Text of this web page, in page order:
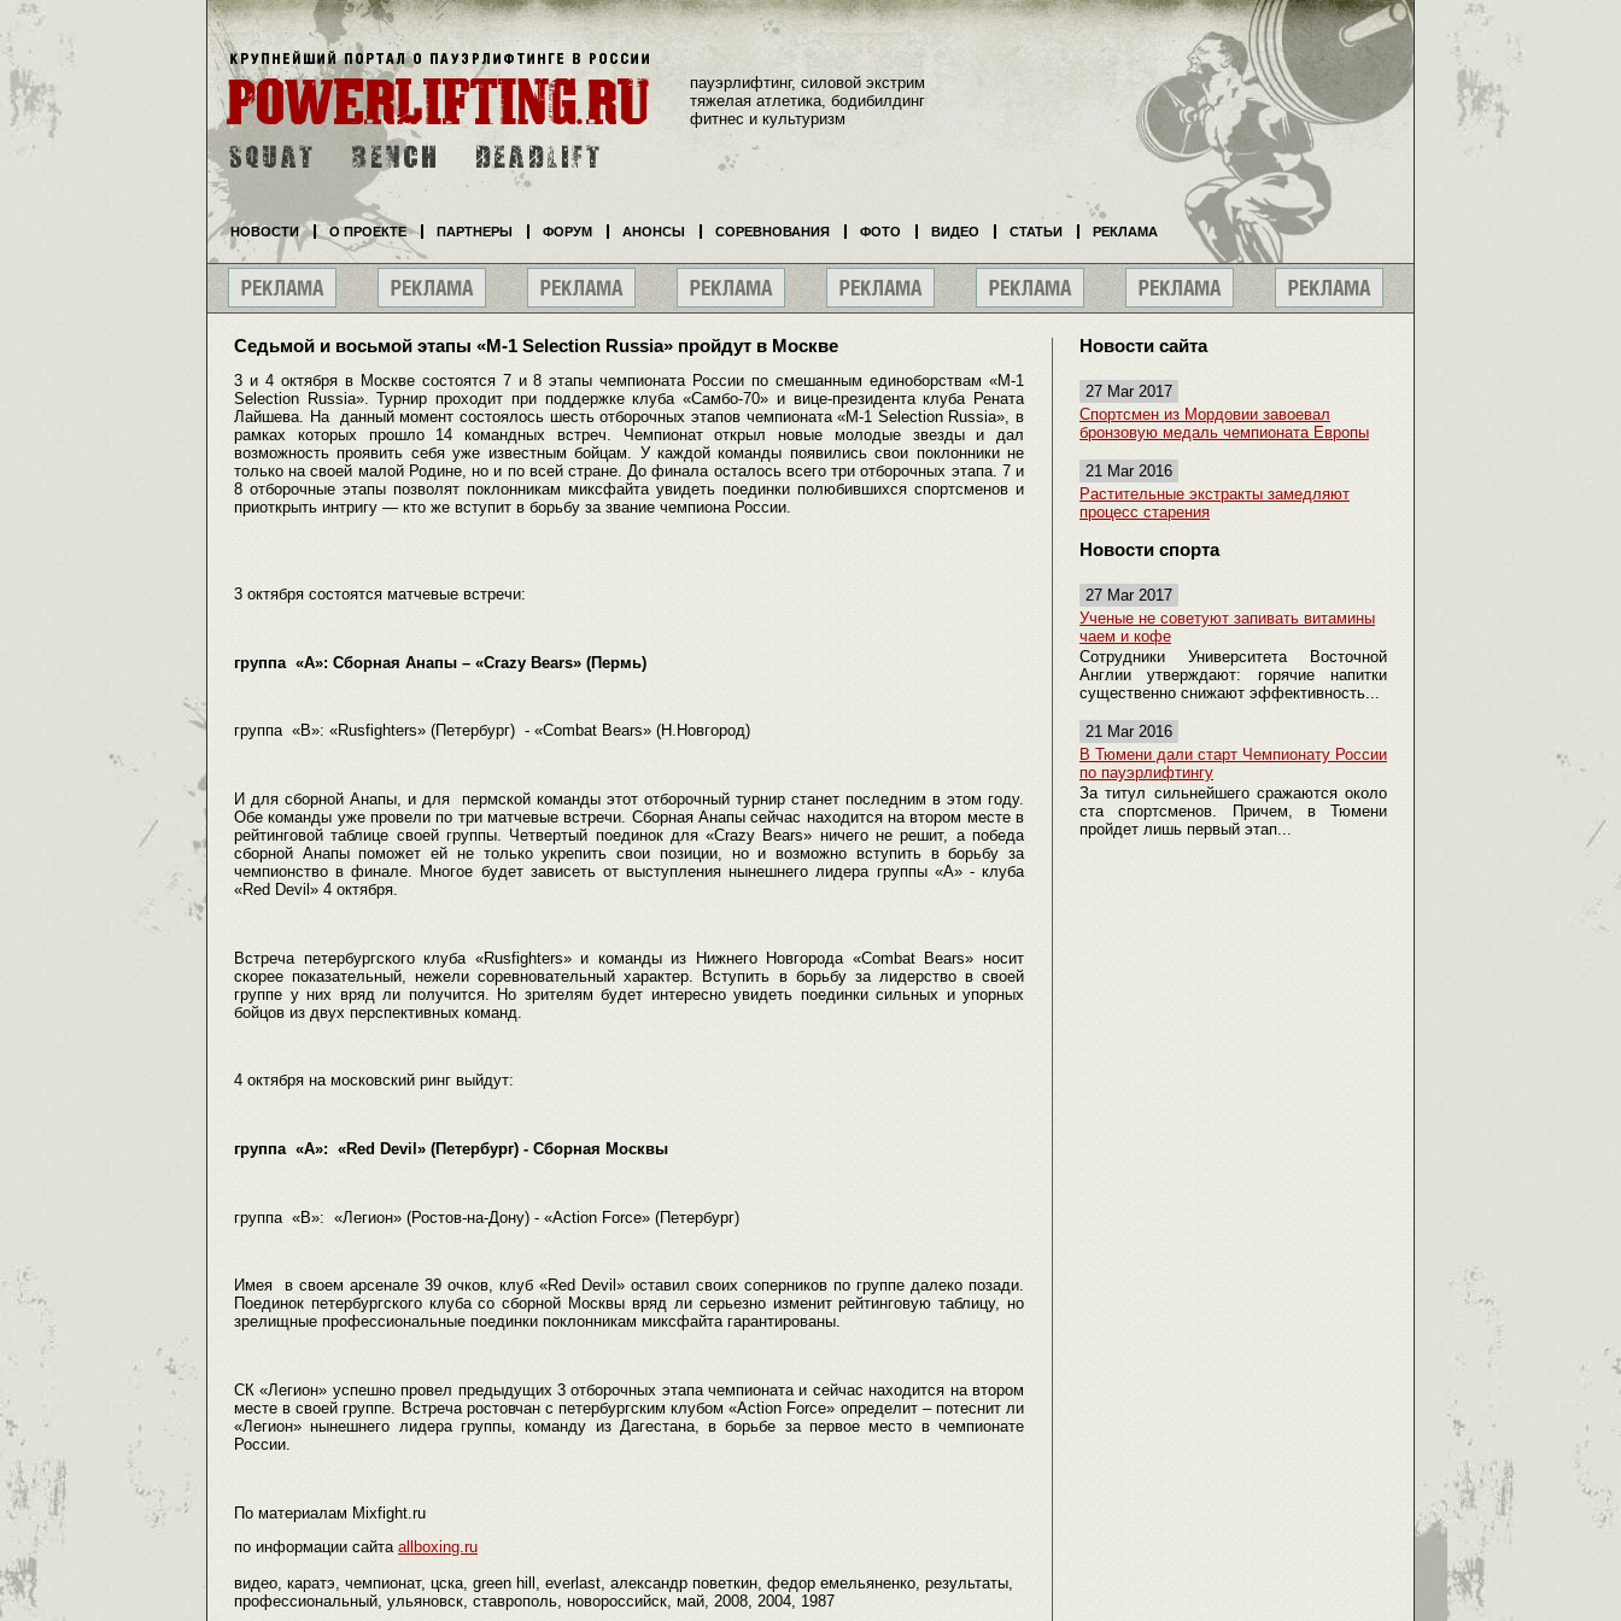
Седьмой и восьмой этапы «M-1 Selection Russia» пройдут в Москве
3 и 4 октября в Москве состоятся 7 и 8 этапы чемпионата России по смешанным единоборствам «M-1
Selection Russia». Турнир проходит при поддержке клуба «Самбо-70» и вице-президента клуба Рената
Лайшева. На данный момент состоялось шесть отборочных этапов чемпионата «M-1 Selection Russia», в
рамках которых прошло 14 командных встреч. Чемпионат открыл новые молодые звезды и дал
возможность проявить себя уже известным бойцам. У каждой команды появились свои поклонники не
только на своей малой Родине, но и по всей стране. До финала осталось всего три отборочных этапа. 7 и
8 отборочные этапы позволят поклонникам миксфайта увидеть поединки полюбившихся спортсменов и
приоткрыть интригу — кто же вступит в борьбу за звание чемпиона России.
3 октября состоятся матчевые встречи:
группа «А»: Сборная Анапы – «Crazy Bears» (Пермь)
группа «В»: «Rusfighters» (Петербург) - «Combat Bears» (Н.Новгород)
И для сборной Анапы, и для пермской команды этот отборочный турнир станет последним в этом году.
Обе команды уже провели по три матчевые встречи. Сборная Анапы сейчас находится на втором месте в
рейтинговой таблице своей группы. Четвертый поединок для «Crazy Bears» ничего не решит, а победа
сборной Анапы поможет ей не только укрепить свои позиции, но и возможно вступить в борьбу за
чемпионство в финале. Многое будет зависеть от выступления нынешнего лидера группы «А» - клуба
«Red Devil» 4 октября.
Встреча петербургского клуба «Rusfighters» и команды из Нижнего Новгорода «Combat Bears» носит
скорее показательный, нежели соревновательный характер. Вступить в борьбу за лидерство в своей
группе у них вряд ли получится. Но зрителям будет интересно увидеть поединки сильных и упорных
бойцов из двух перспективных команд.
4 октября на московский ринг выйдут:
группа «А»: «Red Devil» (Петербург) - Сборная Москвы
группа «В»: «Легион» (Ростов-на-Дону) - «Action Force» (Петербург)
Имея в своем арсенале 39 очков, клуб «Red Devil» оставил своих соперников по группе далеко позади.
Поединок петербургского клуба со сборной Москвы вряд ли серьезно изменит рейтинговую таблицу, но
зрелищные профессиональные поединки поклонникам миксфайта гарантированы.
СК «Легион» успешно провел предыдущих 3 отборочных этапа чемпионата и сейчас находится на втором
месте в своей группе. Встреча ростовчан с петербургским клубом «Action Force» определит – потеснит ли
«Легион» нынешнего лидера группы, команду из Дагестана, в борьбе за первое место в чемпионате
России.
По материалам Mixfight.ru
по информации сайта allboxing.ru
видео, каратэ, чемпионат, цска, green hill, everlast, александр поветкин, федор емельяненко, результаты,
профессиональный, ульяновск, ставрополь, новороссийск, май, 2008, 2004, 1987
Новости сайта
27 Mar 2017
Спортсмен из Мордовии завоевал
бронзовую медаль чемпионата Европы
21 Mar 2016
Растительные экстракты замедляют
процесс старения
Новости спорта
27 Mar 2017
Ученые не советуют запивать витамины
чаем и кофе
Сотрудники Университета Восточной
Англии утверждают: горячие напитки
существенно снижают эффективность...
21 Mar 2016
В Тюмени дали старт Чемпионату России
по пауэрлифтингу
За титул сильнейшего сражаются около
ста спортсменов. Причем, в Тюмени
пройдет лишь первый этап...
пауэрлифтинг, силовой экстрим
тяжелая атлетика, бодибилдинг
фитнес и культуризм
НОВОСТИ О ПРОЕКТЕ ПАРТНЕРЫ ФОРУМ АНОНСЫ СОРЕВНОВАНИЯ ФОТО ВИДЕО СТАТЬИ РЕКЛАМА